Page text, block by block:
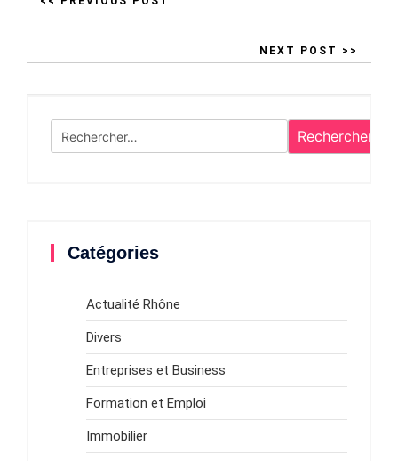
NEXT POST >>
Rechercher :
Catégories
Actualité Rhône
Divers
Entreprises et Business
Formation et Emploi
Immobilier